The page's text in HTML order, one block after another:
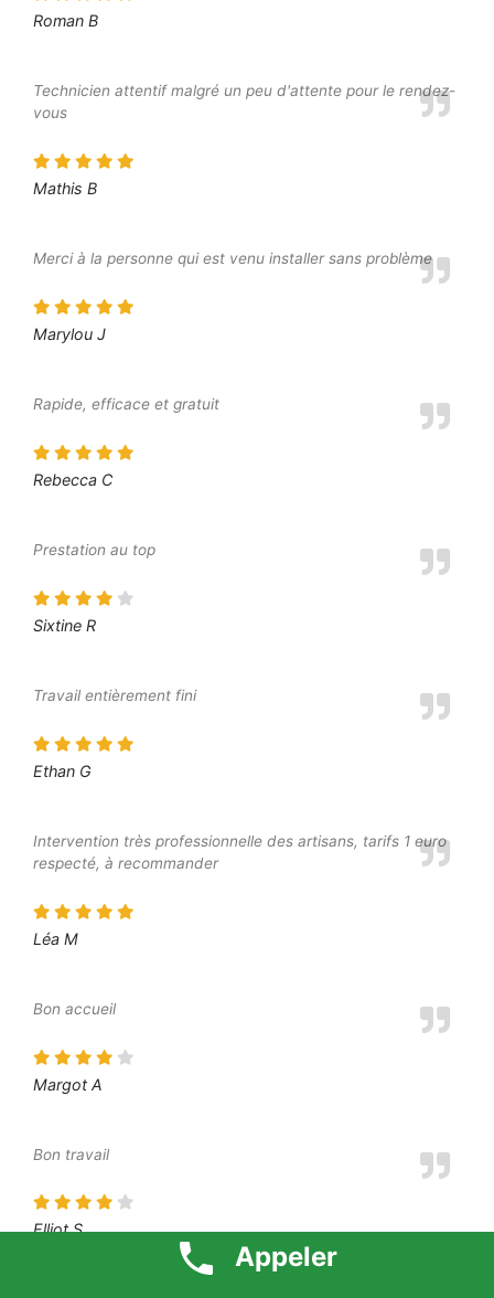
Roman B
Technicien attentif malgré un peu d'attente pour le rendez-
vous
Mathis B
Merci à la personne qui est venu installer sans problème
Marylou J
Rapide, efficace et gratuit
Rebecca C
Prestation au top
Sixtine R
Travail entièrement fini
Ethan G
Intervention très professionnelle des artisans, tarifs 1 euro
respecté, à recommander
Léa M
Bon accueil
Margot A
Bon travail
Elliot S
Appeler